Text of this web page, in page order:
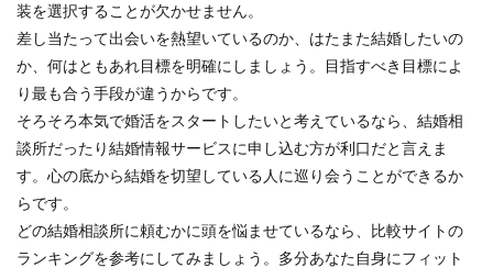
装を選択することが欠かせません。
差し当たって出会いを熱望いているのか、はたまた結婚したいの
か、何はともあれ目標を明確にしましょう。目指すべき目標によ
り最も合う手段が違うからです。
そろそろ本気で婚活をスタートしたいと考えているなら、結婚相
談所だったり結婚情報サービスに申し込む方が利口だと言えま
す。心の底から結婚を切望している人に巡り会うことができるか
らです。
どの結婚相談所に頼むかに頭を悩ませているなら、比較サイトの
ランキングを参考にしてみましょう。多分あなた自身にフィット